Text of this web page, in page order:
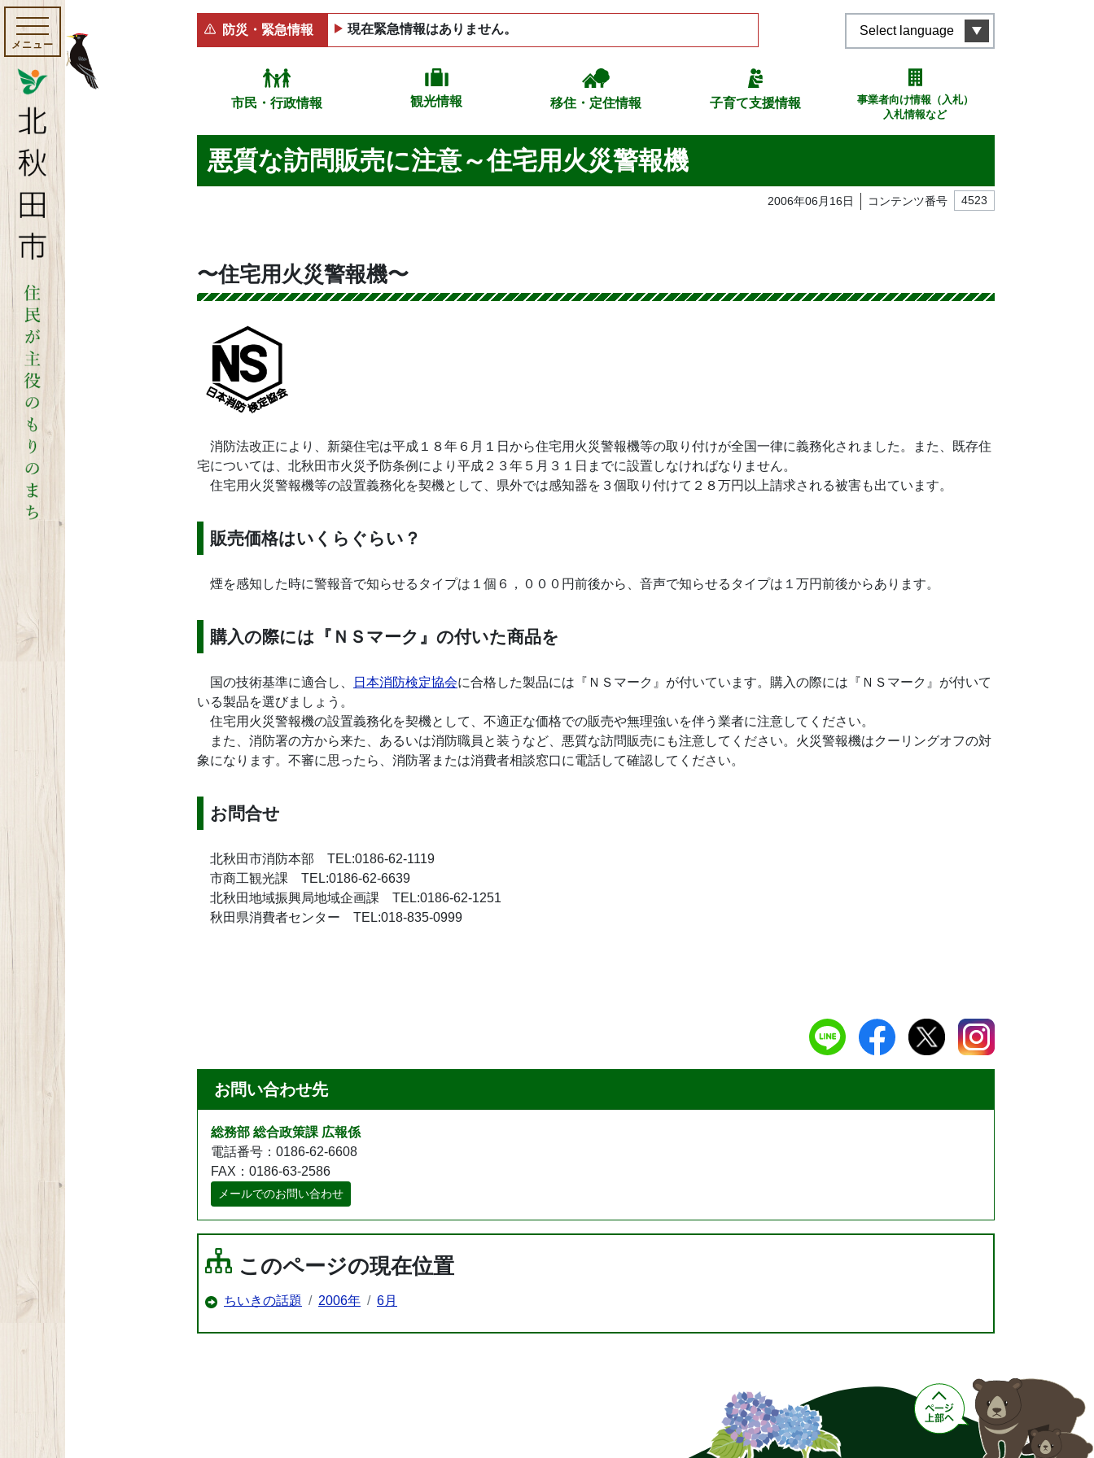
メニュー
防災・緊急情報 現在緊急情報はありません。 Select language
市民・行政情報 観光情報 移住・定住情報 子育て支援情報
事業者向け情報（入札）
入札情報など
悪質な訪問販売に注意～住宅用火災警報機
2006年06月16日 コンテンツ番号 4523
〜住宅用火災警報機〜
消防法改正により、新築住宅は平成１８年６月１日から住宅用火災警報機等の取り付けが全国一律に義務化されました。また、既存住
宅については、北秋田市火災予防条例により平成２３年５月３１日までに設置しなければなりません。
住宅用火災警報機等の設置義務化を契機として、県外では感知器を３個取り付けて２８万円以上請求される被害も出ています。
販売価格はいくらぐらい？
煙を感知した時に警報音で知らせるタイプは１個６，０００円前後から、音声で知らせるタイプは１万円前後からあります。
購入の際には『ＮＳマーク』の付いた商品を
国の技術基準に適合し、 日本消防検定協会に合格した製品には『ＮＳマーク』が付いています。購入の際には『ＮＳマーク』が付いて
いる製品を選びましょう。
住宅用火災警報機の設置義務化を契機として、不適正な価格での販売や無理強いを伴う業者に注意してください。
また、消防署の方から来た、あるいは消防職員と装うなど、悪質な訪問販売にも注意してください。火災警報機はクーリングオフの対
象になります。不審に思ったら、消防署または消費者相談窓口に電話して確認してください。
お問合せ
北秋田市消防本部 TEL:0186-62-1119
市商工観光課 TEL:0186-62-6639
北秋田地域振興局地域企画課 TEL:0186-62-1251
秋田県消費者センター TEL:018-835-0999
お問い合わせ先
総務部 総合政策課 広報係
電話番号：0186-62-6608
FAX：0186-63-2586
メールでのお問い合わせ
このページの現在位置
ちいきの話題 2006年 6月